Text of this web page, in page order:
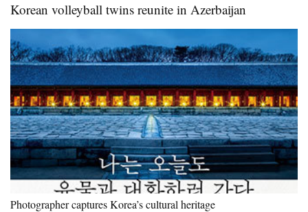
Korean volleyball twins reunite in Azerbaijan
Photographer captures Korea’s cultural heritage